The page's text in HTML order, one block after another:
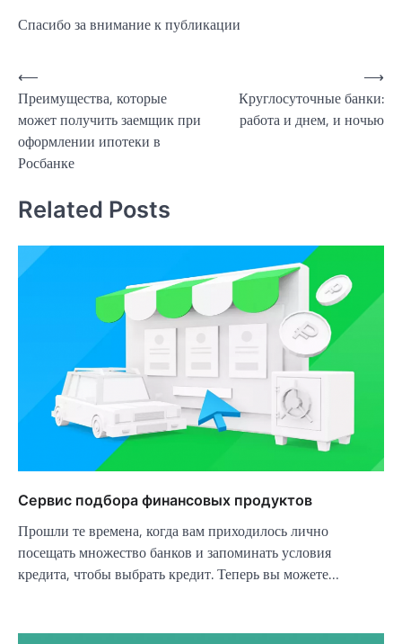
Спасибо за внимание к публикации
Навигация
по
записям
⟵
Преимущества, которые
может получить заемщик при
оформлении ипотеки в
Росбанке
Круглосуточные банки:
работа и днем, и ночью
⟶
Related Posts
Сервис подбора финансовых продуктов
Прошли те времена, когда вам приходилось лично
посещать множество банков и запоминать условия
кредита, чтобы выбрать кредит. Теперь вы можете…